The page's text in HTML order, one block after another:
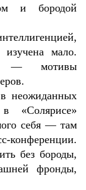
и бородой
мало.
— мотивы
неожиданных
«Солярисе»
себя — там
конференции.
без бороды,
фронды,